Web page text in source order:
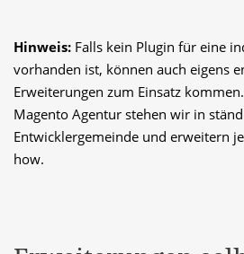
Hinweis: Falls kein Plugin für eine
vorhanden ist, können auch eigens
Erweiterungen zum Einsatz
Magento Agentur stehen wir in
Entwicklergemeinde und erweitern
how.